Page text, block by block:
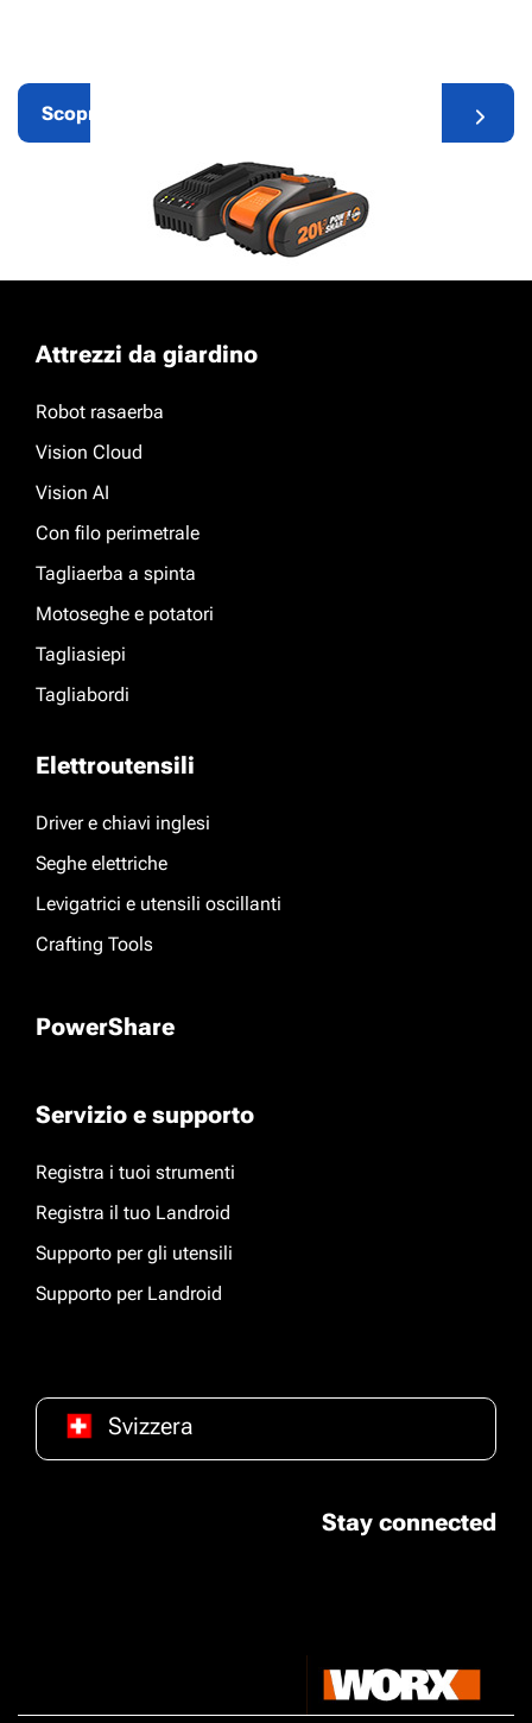
Scopri di più
Attrezzi da giardino
Robot rasaerba
Vision Cloud
Vision AI
Con filo perimetrale
Tagliaerba a spinta
Motoseghe e potatori
Tagliasiepi
Tagliabordi
Elettroutensili
Driver e chiavi inglesi
Seghe elettriche
Levigatrici e utensili oscillanti
Crafting Tools
PowerShare
Servizio e supporto
Registra i tuoi strumenti
Registra il tuo Landroid
Supporto per gli utensili
Supporto per Landroid
Svizzera
Stay connected